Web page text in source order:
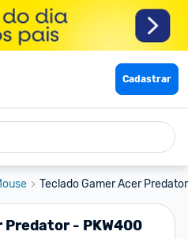
Cadastrar
Teclado Gamer Acer
Predator - PKW400